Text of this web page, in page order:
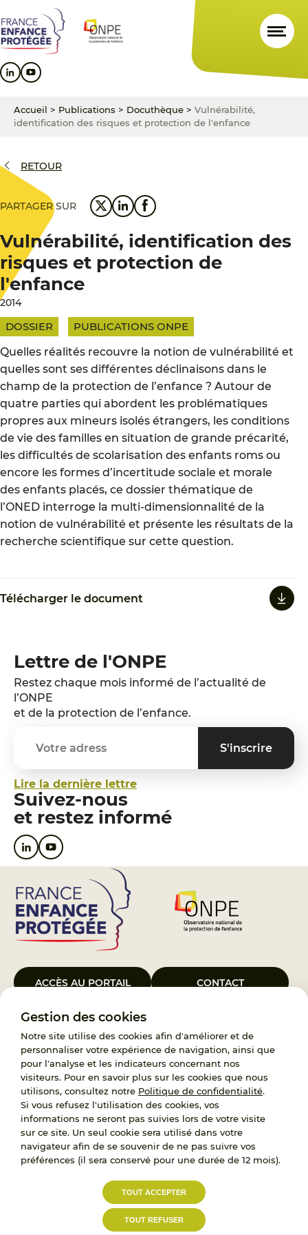
Gestion des cookies
Notre site utilise des cookies afin d'améliorer et de
personnaliser votre expérience de navigation, ainsi que
pour l'analyse et les indicateurs concernant nos
visiteurs. Pour en savoir plus sur les cookies que nous
utilisons, consultez notre Politique de confidentialité.
Si vous refusez l'utilisation des cookies, vos
informations ne seront pas suivies lors de votre visite
sur ce site. Un seul cookie sera utilisé dans votre
navigateur afin de se souvenir de ne pas suivre vos
préférences (il sera conservé pour une durée de 12 mois).
TOUT ACCEPTER
TOUT REFUSER
au
contenu
principal
au
menu
principal
au
pied
de
Accueil > Publications > Docuthèque > Vulnérabilité,
identification des risques et protection de l'enfance
RETOUR
PARTAGER SUR
Vulnérabilité, identification des
risques et protection de
l'enfance
2014
DOSSIER
PUBLICATIONS ONPE
Quelles réalités recouvre la notion de vulnérabilité et
quelles sont ses différentes déclinaisons dans le
champ de la protection de l’enfance ? Autour de
quatre parties qui abordent les problématiques
propres aux mineurs isolés étrangers, les conditions
de vie des familles en situation de grande précarité,
les difficultés de scolarisation des enfants roms ou
encore les formes d’incertitude sociale et morale
des enfants placés, ce dossier thématique de
l’ONED interroge la multi-dimensionnalité de la
notion de vulnérabilité et présente les résultats de la
recherche scientifique sur cette question.
Télécharger le document
Lettre de l'ONPE
Restez chaque mois informé de l’actualité de
l’ONPE
et de la protection de l’enfance.
Lire la dernière lettre
Suivez-nous
et restez informé
ACCÈS AU PORTAIL CONTACT
Le Groupement d’Intérêt Public France Enfance Protégée, créé le 5
janvier 2023, a pour objet d’assurer les missions de service public du
119, d’accompagnement des adoptants et de traitement des
demandes d’accès aux origines personnelles. France Enfance
Protégée est également un observatoire et une ressource pour
l’ensemble des professionnels, ainsi qu’un appui à l’élaboration de la
politique publique à travers le soutien à l’activité des conseils
nationaux.
RECRUTEMENT
L’État, les Départements et les Associations au
service de la prévention et de la protection de
l’enfance.
Politique de